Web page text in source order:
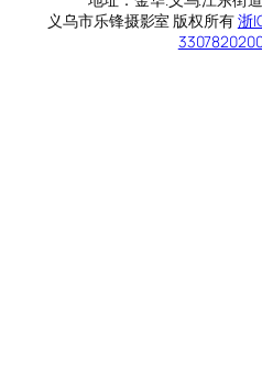
义乌市乐锋摄影室 版权所有浙